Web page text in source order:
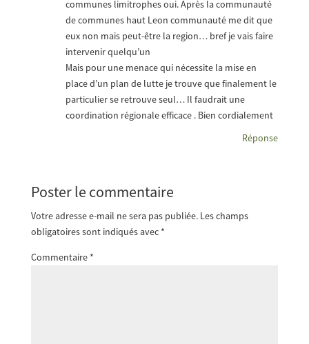
communes limitrophes oui. Après la communauté
de communes haut Leon communauté me dit que
eux non mais peut-être la region… bref je vais faire
intervenir quelqu’un
Mais pour une menace qui nécessite la mise en
place d’un plan de lutte je trouve que finalement le
particulier se retrouve seul… Il faudrait une
coordination régionale efficace . Bien cordialement
Réponse
Poster le commentaire
Votre adresse e-mail ne sera pas publiée. Les champs
obligatoires sont indiqués avec *
Commentaire *